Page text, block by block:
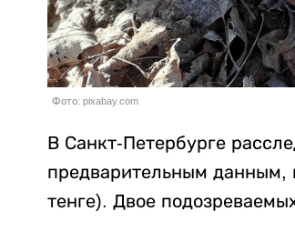
Фото: pixabay.com
В Санкт-Петербурге
предварительным данным,
тенге). Двое